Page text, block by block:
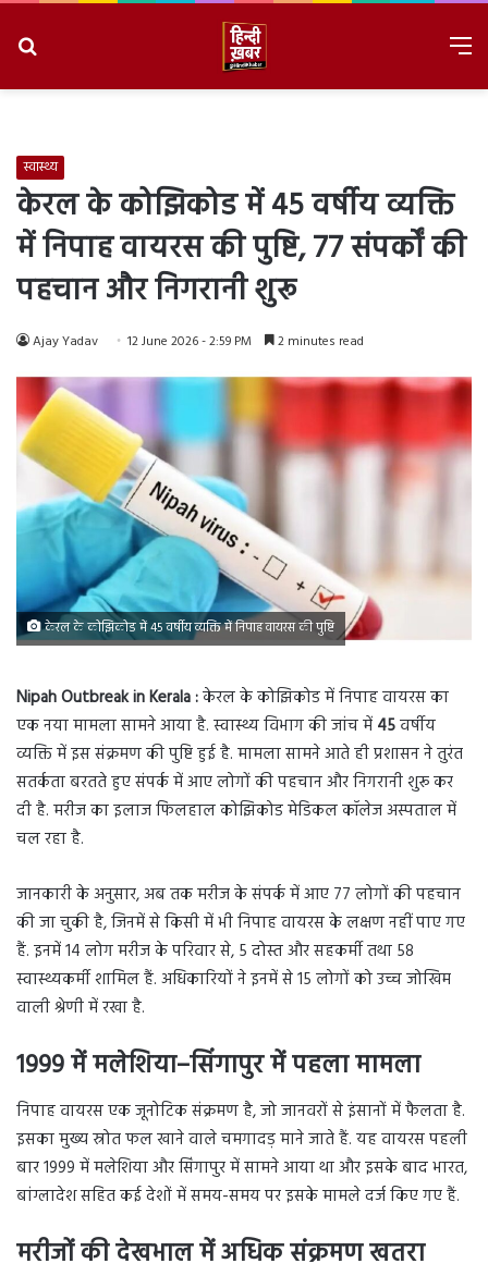
स्वास्थ्य
केरल के कोझिकोड में 45 वर्षीय व्यक्ति
में निपाह वायरस की पुष्टि, 77 संपर्कों की
पहचान और निगरानी शुरू
Ajay Yadav 12 June 2026 - 2:59 PM 2 minutes read
केरल के कोझिकोड में 45 वर्षीय व्यक्ति में निपाह वायरस की पुष्टि
Nipah Outbreak in Kerala :केरल के कोझिकोड में निपाह वायरस का
एक नया मामला सामने आया है. स्वास्थ्य विभाग की जांच में 45वर्षीय
व्यक्ति में इस संक्रमण की पुष्टि हुई है. मामला सामने आते ही प्रशासन ने तुरंत
सतर्कता बरतते हुए संपर्क में आए लोगों की पहचान और निगरानी शुरू कर
दी है. मरीज का इलाज फिलहाल कोझिकोड मेडिकल कॉलेज अस्पताल में
चल रहा है.
जानकारी के अनुसार, अब तक मरीज के संपर्क में आए 77 लोगों की पहचान
की जा चुकी है, जिनमें से किसी में भी निपाह वायरस के लक्षण नहीं पाए गए
हैं. इनमें 14 लोग मरीज के परिवार से, 5 दोस्त और सहकर्मी तथा 58
स्वास्थ्यकर्मी शामिल हैं. अधिकारियों ने इनमें से 15 लोगों को उच्च जोखिम
वाली श्रेणी में रखा है.
1999 में मलेशिया–सिंगापुर में पहला मामला
निपाह वायरस एक जूनोटिक संक्रमण है, जो जानवरों से इंसानों में फैलता है.
इसका मुख्य स्रोत फल खाने वाले चमगादड़ माने जाते हैं. यह वायरस पहली
बार 1999 में मलेशिया और सिंगापुर में सामने आया था और इसके बाद भारत,
बांग्लादेश सहित कई देशों में समय-समय पर इसके मामले दर्ज किए गए हैं.
मरीजों की देखभाल में अधिक संक्रमण खतरा